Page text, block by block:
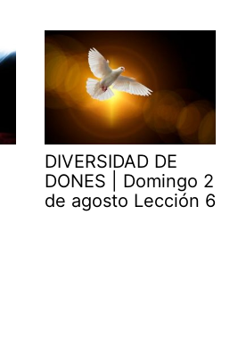
DIVERSIDAD DE
DONES | Domingo 2
de agosto Lección 6